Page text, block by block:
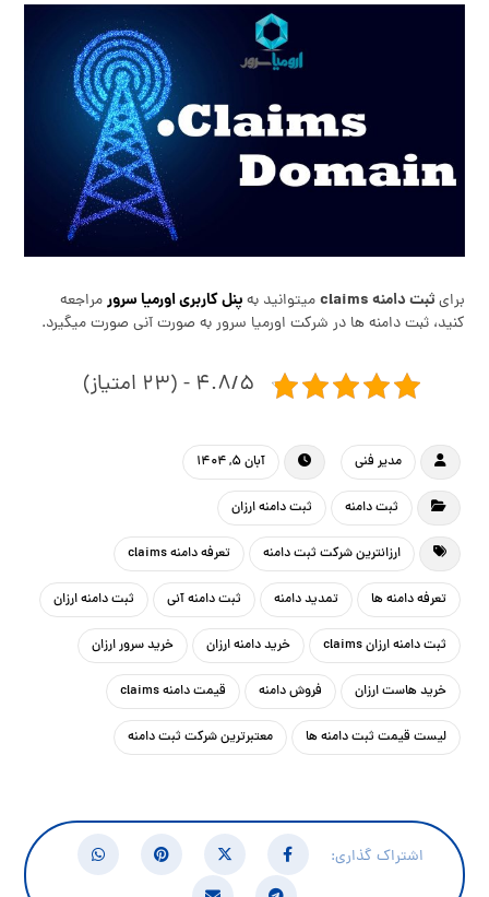
برایثبت دامنه claims میتوانید بهپنل کاربری اورمیا سرورمراجعه
کنید، ثبت دامنه ها در شرکت اورمیا سرور به صورت آنی صورت میگیرد.
۴.۸/۵ - (۲۳ امتیاز)
مدیر فنی آبان ۵, ۱۴۰۴
ثبت دامنه ثبت دامنه ارزان
ارزانترین شرکت ثبت دامنه تعرفه دامنه claims
تعرفه دامنه ها تمدید دامنه ثبت دامنه آنی ثبت دامنه ارزان
ثبت دامنه ارزان claims خرید دامنه ارزان خرید سرور ارزان
خرید هاست ارزان فروش دامنه قیمت دامنه claims
لیست قیمت ثبت دامنه ها معتبرترین شرکت ثبت دامنه